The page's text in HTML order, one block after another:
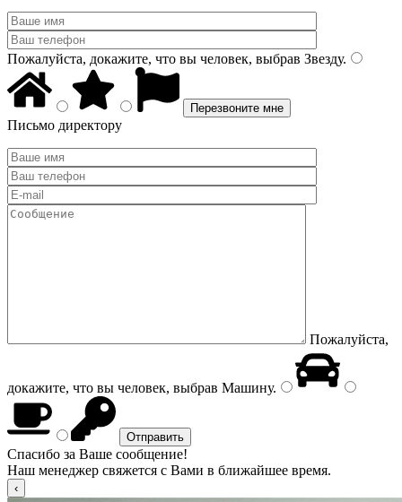
Пожалуйста, докажите, что вы человек, выбрав Звезду.
Письмо директору
Пожалуйста,
докажите, что вы человек, выбрав Машину.
Спасибо за Ваше сообщение!
Наш менеджер свяжется с Вами в ближайшее время.